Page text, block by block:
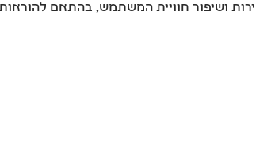
ושיפור חוויית המשתמש, בהתאם להוראות